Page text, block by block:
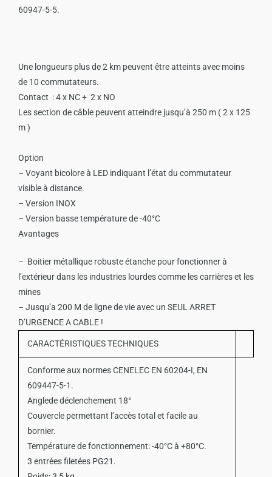
60947-5-5.
Une longueurs plus de 2 km peuvent être atteints avec moins
de 10 commutateurs.
Contact : 4 x NC + 2 x NO
Les section de câble peuvent atteindre jusqu’à 250 m ( 2 x 125
m )
Option
– Voyant bicolore à LED indiquant l’état du commutateur
visible à distance.
– Version INOX
– Version basse température de -40°C
Avantages
– Boitier métallique robuste étanche pour fonctionner à
l’extérieur dans les industries lourdes comme les carrières et les
mines
– Jusqu’a 200 M de ligne de vie avec un SEUL ARRET
D’URGENCE A CABLE !
CARACTÉRISTIQUES TECHNIQUES
Conforme aux normes CENELEC EN 60204-I, EN
609447-5-1.
Anglede déclenchement 18°
Couvercle permettant l’accès total et facile au
bornier.
Température de fonctionnement: -40°C à +80°C.
3 entrées filetées PG21.